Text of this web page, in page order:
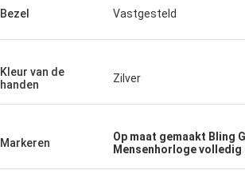
Bezel Vastgesteld
Kleur van de
handen
Zilver
Markeren Op maat gemaakt Bling
Mensenhorloge